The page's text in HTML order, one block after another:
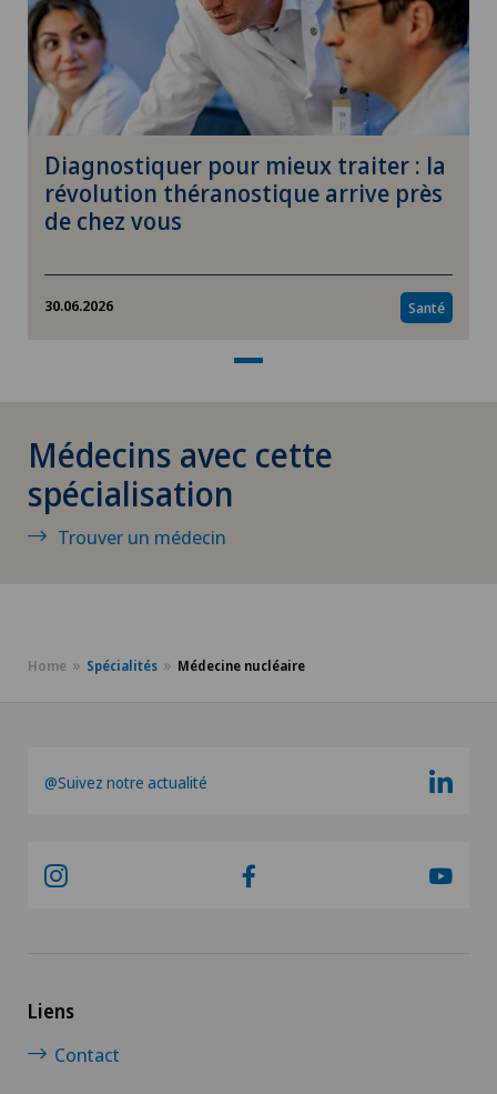
Cardiologie interventionnelle
Cataracte
Check-up
Check-up pour femmes
Check-up pour les sportifs
Chirurgie biliaire
Chirurgie cervico-faciale
Chirurgie de la hanche
Chirurgie de la rétine
endocrinienne)
Chirurgie des paupières
Diagnostiquer pour mieux traiter : la
révolution théranostique arrive près
de chez vous
30.06.2026 Santé
Médecins avec cette
spécialisation
Trouver un médecin
Home Spécialités Médecine nucléaire
@Suivez notre actualité
Liens
Contact